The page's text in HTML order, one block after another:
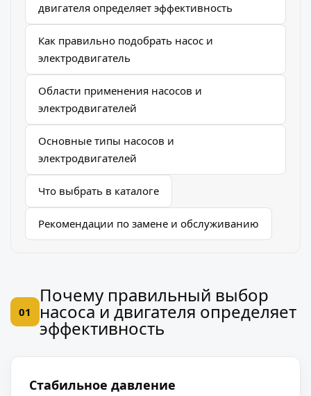
двигателя определяет эффективность
Как правильно подобрать насос и
электродвигатель
Области применения насосов и
электродвигателей
Основные типы насосов и
электродвигателей
Что выбрать в каталоге
Рекомендации по замене и обслуживанию
01
Почему правильный выбор
насоса и двигателя определяет
эффективность
Стабильное давление